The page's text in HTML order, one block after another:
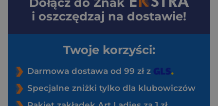
i oszczędzaj na dostawie!
Twoje korzyści:
Darmowa dostawa od 99 zł z
Specjalne zniżki tylko dla klubowiczów